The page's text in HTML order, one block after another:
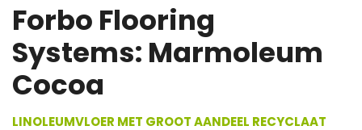
Forbo Flooring
Systems: Marmoleum
Cocoa
LINOLEUMVLOER MET GROOT AANDEEL RECYCLAAT